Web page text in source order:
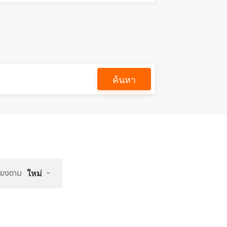
ค้นหา
งตาม ใหม่